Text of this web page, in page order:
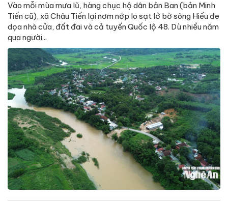
Vào mỗi mùa mưa lũ, hàng chục hộ dân bản Ban (bản Minh
Tiến cũ), xã Châu Tiến lại nơm nớp lo sạt lở bờ sông Hiếu đe
dọa nhà cửa, đất đai và cả tuyến Quốc lộ 48. Dù nhiều năm
qua người...